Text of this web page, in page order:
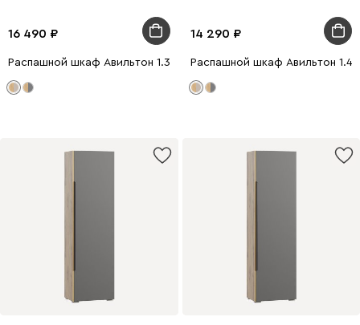
16 490
Распашной шкаф Авильтон 1.3-60x205 Латте
14 290
Распашной шкаф Авильтон